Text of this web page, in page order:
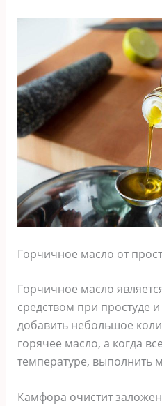
Горчичное масло от
Горчичное масло
средством при простуде
добавить небольшое
горячее масло, а когда
температуре, выполнить
Камфора очистит